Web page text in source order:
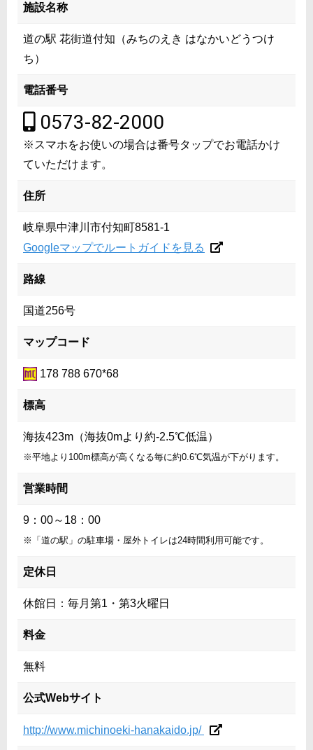
施設名称
道の駅 花街道付知（みちのえき はなかいどうつけ
ち）
電話番号
0573-82-2000
※スマホをお使いの場合は番号タップでお電話かけ
ていただけます。
住所
岐阜県中津川市付知町8581-1
Googleマップでルートガイドを見る
路線
国道256号
マップコード
178 788 670*68
標高
海抜423m（海抜0mより約-2.5℃低温）
※平地より100m標高が高くなる毎に約0.6℃気温が下がります。
営業時間
9：00～18：00
※「道の駅」の駐車場・屋外トイレは24時間利用可能です。
定休日
休館日：毎月第1・第3火曜日
料金
無料
公式Webサイト
http://www.michinoeki-hanakaido.jp/